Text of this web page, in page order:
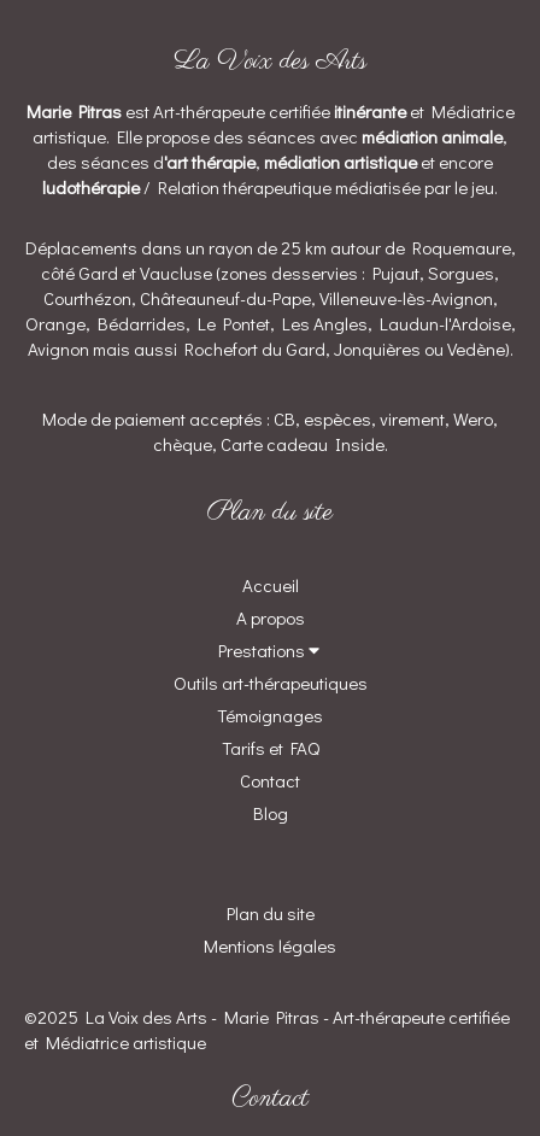
La Voix des Arts
Marie Pitrasest Art-thérapeute certifiée itinéranteet Médiatrice
artistique. Elle propose des séances avec médiation animale,
des séances d'art thérapie, médiation artistiqueet encore
ludothérapie/ Relation thérapeutique médiatisée par le jeu.
Déplacements dans un rayon de 25 km autour de Roquemaure,
côté Gard et Vaucluse (zones desservies : Pujaut, Sorgues,
Courthézon, Châteauneuf-du-Pape, Villeneuve-lès-Avignon,
Orange, Bédarrides, Le Pontet, Les Angles, Laudun-l'Ardoise,
Avignon mais aussi Rochefort du Gard, Jonquières ou Vedène).
Mode de paiement acceptés : CB, espèces, virement, Wero,
chèque, Carte cadeau Inside.
Plan du site
Accueil
A propos
Prestations
Outils art-thérapeutiques
Témoignages
Tarifs et FAQ
Contact
Blog
Plan du site
Mentions légales
©2025 La Voix des Arts - Marie Pitras - Art-thérapeute certifiée
et Médiatrice artistique
Contact